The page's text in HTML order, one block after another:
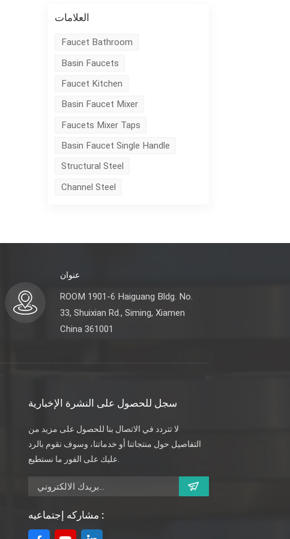
العلامات
Faucet Bathroom
Basin Faucets
Faucet Kitchen
Basin Faucet Mixer
Faucets Mixer Taps
Basin Faucet Single Handle
Structural Steel
Channel Steel
عنوان
ROOM 1901-6 Haiguang Bldg. No.
33, Shuixian Rd., Siming, Xiamen
China 361001
سجل للحصول على النشرة الإخبارية
لا تتردد في الاتصال بنا للحصول على مزيد من
التفاصيل حول منتجاتنا أو خدماتنا، وسوف نقوم بالرد
عليك على الفور ما نستطيع.
مشاركه إجتماعيه :